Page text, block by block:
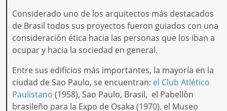
Considerado uno de los arquitectos más destacados
de Brasil todos sus proyectos fueron guiados con una
consideración ética hacia las personas que los iban a
ocupar y hacia la sociedad en general.
Entre sus edificios más importantes, la mayoría en la
ciudad de Sao Paulo, se encuentran: el Club Atlético
Paulistano (1958), Sao Paulo, Brasil, el Pabellón
brasileño para la Expo de Osaka (1970), el Museo